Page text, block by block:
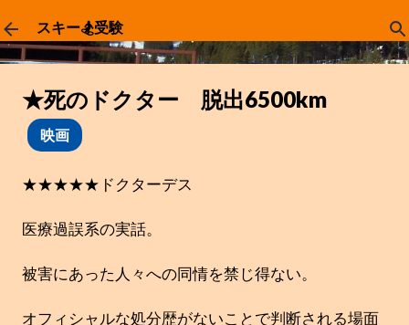
スキップしてメイン コンテンツに移動
スキー🏂受験
★死のドクター 脱出6500km
映画
★★★★★ドクターデス
医療過誤系の実話。
被害にあった人々への同情を禁じ得ない。
オフィシャルな処分歴がないことで判断される場面